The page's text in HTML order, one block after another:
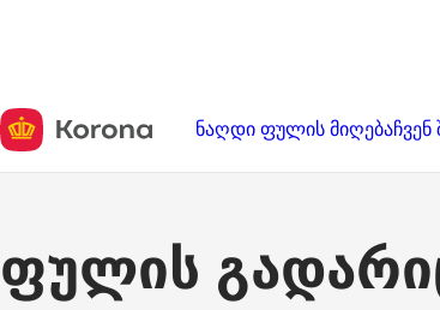
ნაღდი ფულის მიღებაჩვენ
ფულის